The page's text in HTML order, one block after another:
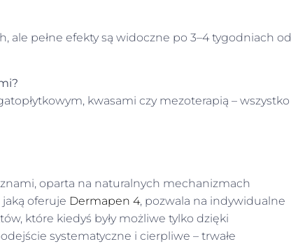
ale pełne efekty są widoczne po 3–4 tygodniach od
kwasami czy mezoterapią – wszystko
oparta na naturalnych mechanizmach
oferuje Dermapen 4, pozwala na indywidualne
które kiedyś były możliwe tylko dzięki
systematyczne i cierpliwe – trwałe